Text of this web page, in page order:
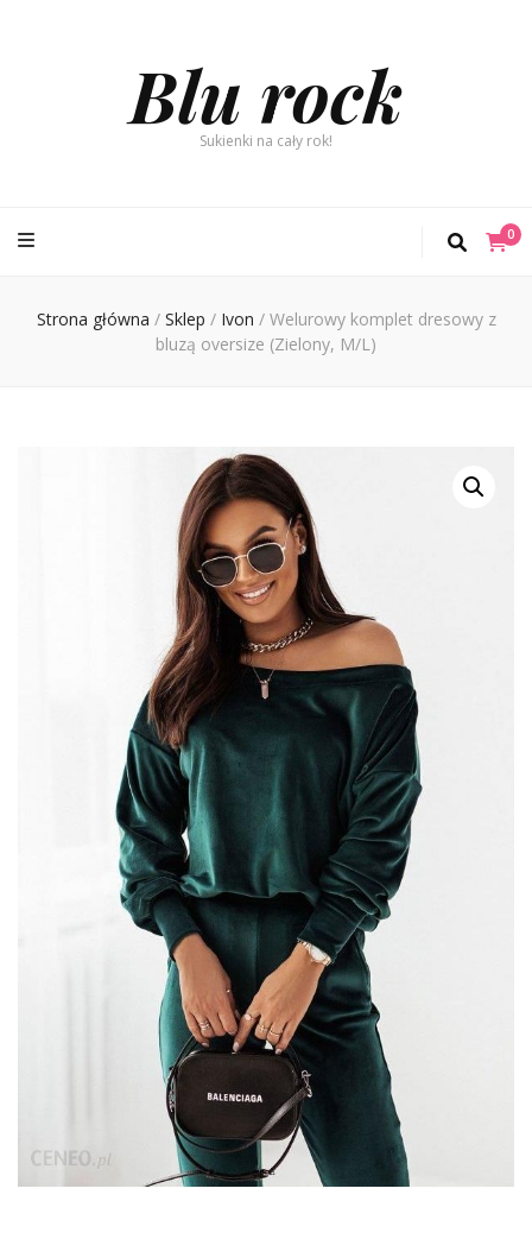
Blu rock
Sukienki na cały rok!
0
Strona główna / Sklep / Ivon / Welurowy komplet dresowy z
bluzą oversize (Zielony, M/L)